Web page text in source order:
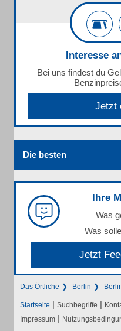
Interesse
Bei uns findest du
Jetzt
Die besten
Ihre
Was
Was
Jetzt
Das Örtliche Berlin
Startseite | Suchbegriffe |
Impressum |